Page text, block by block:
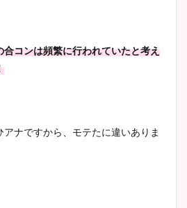
合コンは頻繁に行われていたと考え
ナですから、モテたに違いありま